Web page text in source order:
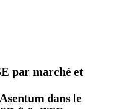
par marché et
dans le